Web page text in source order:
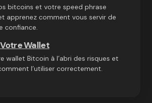
bitcoins et votre speed phrase
apprenez comment vous servir de
confiance.
Wallet
wallet Bitcoin à l’abri des risques et
l’utiliser correctement.